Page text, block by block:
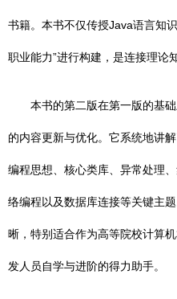
书籍。本书不仅传授Java语言知
职业能力”进行构建，是连接理论
本书的第二版在第一版的基
的内容更新与优化。它系统地讲
编程思想、核心类库、异常处理
络编程以及数据库连接等关键主
晰，特别适合作为高等院校计算
发人员自学与进阶的得力助手。